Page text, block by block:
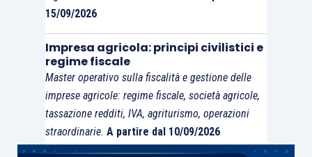
l’evoluzione dello scenario competitivo ed
dell’andamento storico dell’impresa e della
situazione attuale. La coerenza, inoltre,
costituisce presupposto dell’ attendibilità.
ultimo requisito presuppone che l’andamento
ipotizzato delle variabili considerate sia
ragionevole e dimostrabile; in tal senso, ad
15/09/2026
Impresa agricola: principi civilistici e
regime fiscale
Master operativo sulla fiscalità e gestione delle
imprese agricole: regime fiscale, società agricole,
tassazione redditi, IVA, agriturismo, operazioni
straordinarie. A partire dal 10/09/2026